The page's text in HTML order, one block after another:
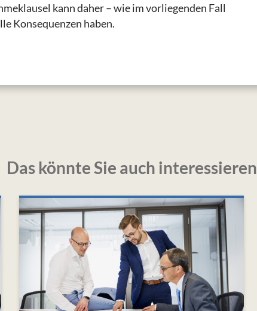
kann daher – wie im vorliegenden Fall
Konsequenzen haben.
Das könnte Sie auch interessieren